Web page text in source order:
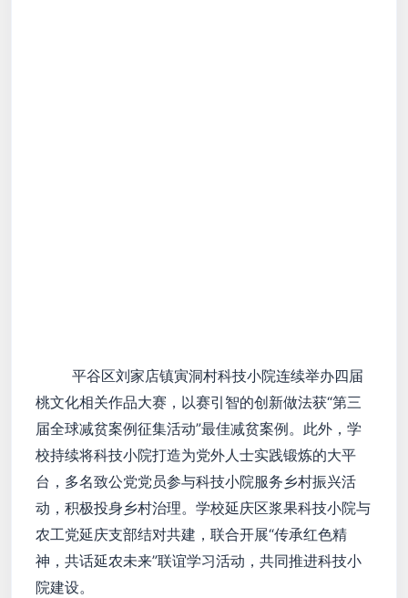
平谷区刘家店镇寅洞村科技小院连续举办四届
桃文化相关作品大赛，以赛引智的创新做法获“第三
届全球减贫案例征集活动”最佳减贫案例。此外，学
校持续将科技小院打造为党外人士实践锻炼的大平
台，多名致公党党员参与科技小院服务乡村振兴活
动，积极投身乡村治理。学校延庆区浆果科技小院与
农工党延庆支部结对共建，联合开展“传承红色精
神，共话延农未来”联谊学习活动，共同推进科技小
院建设。